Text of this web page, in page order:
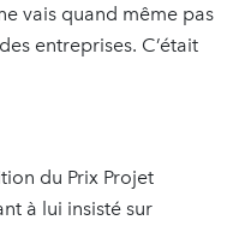
vais quand même pas
entreprises. C’était
du Prix Projet
à lui insisté sur